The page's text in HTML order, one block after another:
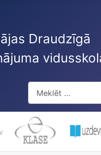
Draudzīgā
Type 2 or more